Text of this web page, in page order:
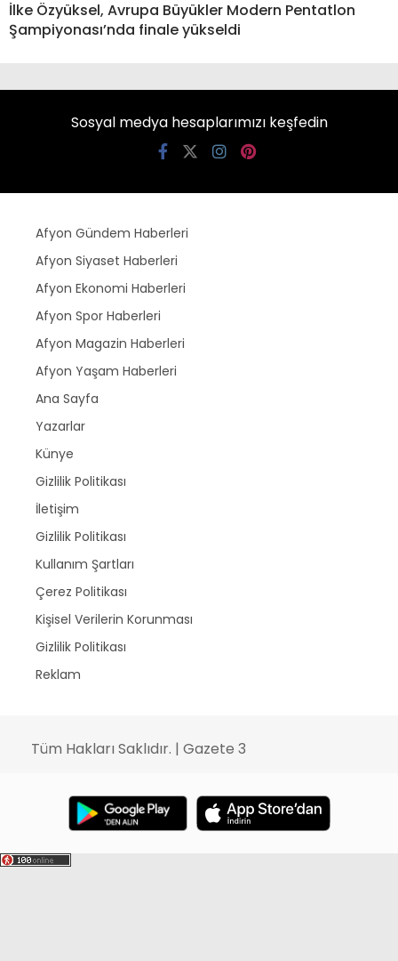
İlke Özyüksel, Avrupa Büyükler Modern Pentatlon
Şampiyonası’nda finale yükseldi
Sosyal medya hesaplarımızı keşfedin
Afyon Gündem Haberleri
Afyon Siyaset Haberleri
Afyon Ekonomi Haberleri
Afyon Spor Haberleri
Afyon Magazin Haberleri
Afyon Yaşam Haberleri
Ana Sayfa
Yazarlar
Künye
Gizlilik Politikası
İletişim
Gizlilik Politikası
Kullanım Şartları
Çerez Politikası
Kişisel Verilerin Korunması
Gizlilik Politikası
Reklam
Tüm Hakları Saklıdır. | Gazete 3